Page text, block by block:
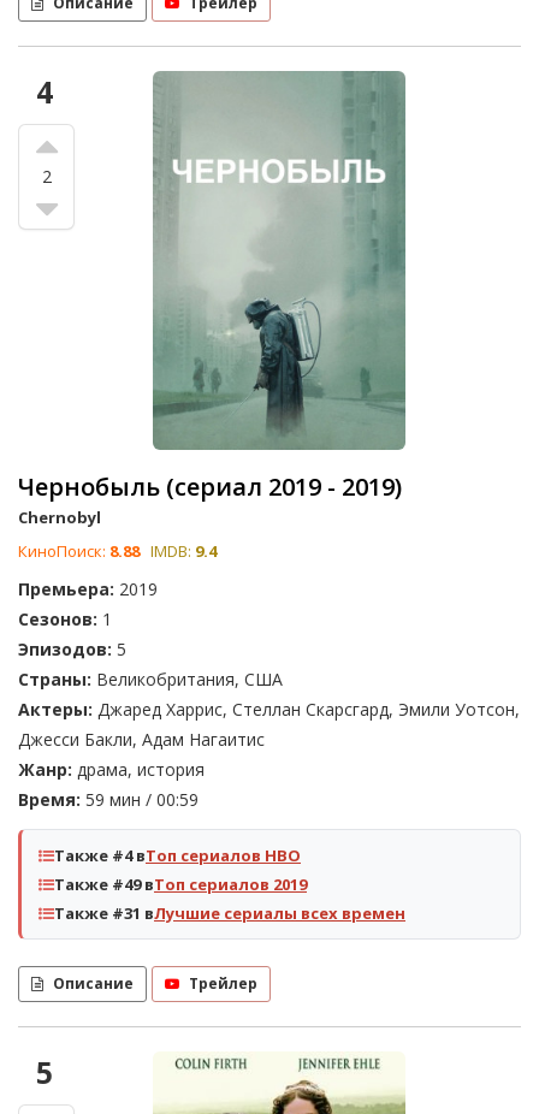
4
2
Чернобыль (сериал 2019 - 2019)
Chernobyl
КиноПоиск: 8.88 IMDB: 9.4
Премьера: 2019
Сезонов: 1
Эпизодов: 5
Страны: Великобритания, США
Актеры: Джаред Харрис, Стеллан Скарсгард, Эмили Уотсон,
Джесси Бакли, Адам Нагаитис
Жанр: драма, история
Время: 59 мин / 00:59
Также #4 вТоп сериалов HBO
Также #49 вТоп сериалов 2019
Также #31 вЛучшие сериалы всех времен
Описание Трейлер
5